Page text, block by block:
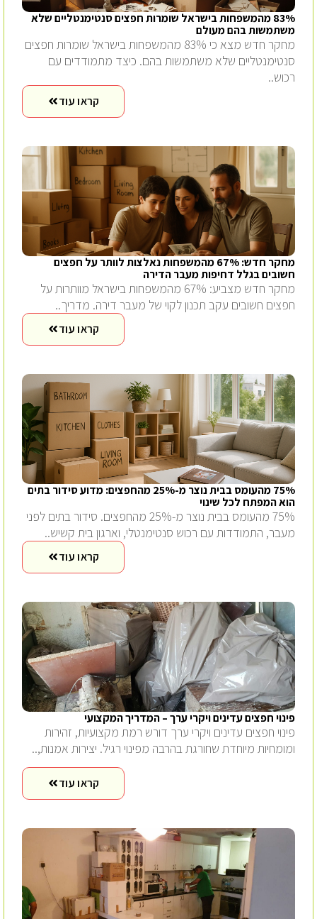
83% מהמשפחות בישראל שומרות חפצים סנטימנטליים שלא
משתמשות בהם מעולם
מחקר חדש מצא כי 83% מהמשפחות בישראל שומרות חפצים
סנטימנטליים שלא משתמשות בהם. כיצד מתמודדים עם
רכוש..
קראו עוד
מחקר חדש: 67% מהמשפחות נאלצות לוותר על חפצים
חשובים בגלל דחיפות מעבר הדירה
מחקר חדש מצביע: 67% מהמשפחות בישראל מוותרות על
חפצים חשובים עקב תכנון לקוי של מעבר דירה. מדריך..
קראו עוד
75% מהעומס בבית נוצר מ-25% מהחפצים: מדוע סידור בתים
הוא המפתח לכל שינוי
75% מהעומס בבית נוצר מ-25% מהחפצים. סידור בתים לפני
מעבר, התמודדות עם רכוש סנטימנטלי, וארגון בית קשיש..
קראו עוד
פינוי חפצים עדינים ויקרי ערך – המדריך המקצועי
פינוי חפצים עדינים ויקרי ערך דורש רמת מקצועיות, זהירות
ומומחיות מיוחדת שחורגת בהרבה מפינוי רגיל. יצירות אמנות,..
קראו עוד